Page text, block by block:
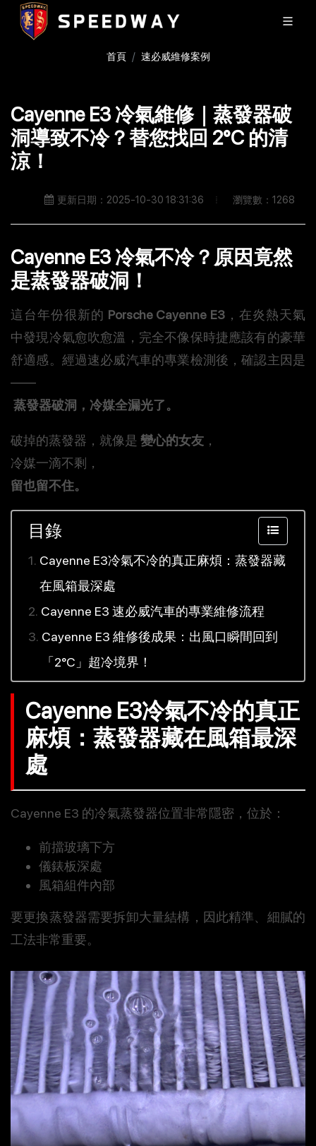
首頁 速必威維修案例
Cayenne E3 冷氣維修｜蒸發器破
洞導致不冷？替您找回 2°C 的清
涼！
更新日期：2025-10-30 18:31:36 瀏覽數：1268
Cayenne E3 冷氣不冷？原因竟然
是蒸發器破洞！
這台年份很新的 Porsche Cayenne E3 ，在炎熱天氣
中發現冷氣愈吹愈溫，完全不像保時捷應該有的豪華
舒適感。經過速必威汽車的專業檢測後，確認主因是
——
蒸發器破洞，冷媒全漏光了。
破掉的蒸發器，就像是 變心的女友 ，
冷媒一滴不剩，
留也留不住。
目錄
Cayenne E3冷氣不冷的真正麻煩：蒸發器藏
在風箱最深處
Cayenne E3 速必威汽車的專業維修流程
Cayenne E3 維修後成果：出風口瞬間回到
「2°C」超冷境界！
Cayenne E3冷氣不冷的真正
麻煩：蒸發器藏在風箱最深
處
Cayenne E3 的冷氣蒸發器位置非常隱密，位於：
前擋玻璃下方
儀錶板深處
風箱組件內部
要更換蒸發器需要拆卸大量結構，因此精準、細膩的
工法非常重要。